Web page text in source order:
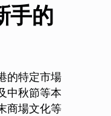
手的
的特定市場
中秋節等本
商場文化等